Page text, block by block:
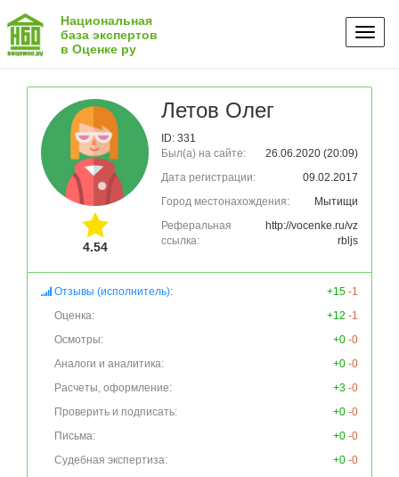
Национальная
база экспертов
в Оценке ру
4.54
Летов Олег
ID: 331
Был(а) на сайте:
26.06.2020 (20:09)
Дата регистрации:
09.02.2017
Город местонахождения:
Мытищи
Реферальная
ссылка:
http://vocenke.ru/vz
rbljs
Отзывы (исполнитель): +15 -1
Оценка:
+12 -1
Осмотры:
+0 -0
Аналоги и аналитика:
+0 -0
Расчеты, оформление:
+3 -0
Проверить и подписать:
+0 -0
Письма:
+0 -0
Судебная экспертиза:
+0 -0